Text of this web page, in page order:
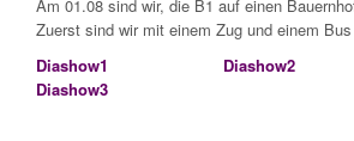
Am 01.08 sind wir, die B1 auf einen
Zuerst sind wir mit einem Zug und einem
Diashow1
Diashow2
Diashow3